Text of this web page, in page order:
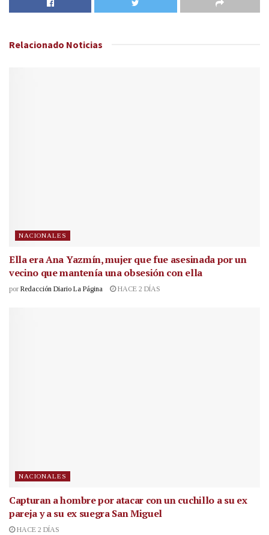
Relacionado Noticias
NACIONALES
Ella era Ana Yazmín, mujer que fue asesinada por un
vecino que mantenía una obsesión con ella
por Redacción Diario La Página HACE 2 DÍAS
NACIONALES
Capturan a hombre por atacar con un cuchillo a su ex
pareja y a su ex suegra San Miguel
HACE 2 DÍAS